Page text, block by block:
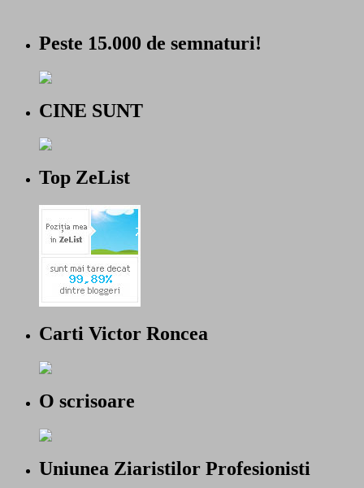
Peste 15.000 de semnaturi!
CINE SUNT
Top ZeList
Carti Victor Roncea
O scrisoare
Uniunea Ziaristilor Profesionisti